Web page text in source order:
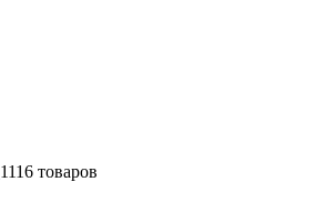
1116 товаров